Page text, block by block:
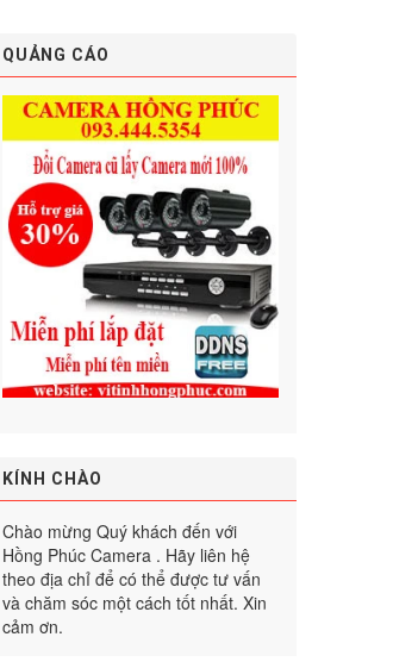
QUẢNG CÁO
KÍNH CHÀO
Chào mừng Quý khách đến với
Hồng Phúc Camera . Hãy liên hệ
theo địa chỉ để có thể được tư vấn
và chăm sóc một cách tốt nhất. Xin
cảm ơn.